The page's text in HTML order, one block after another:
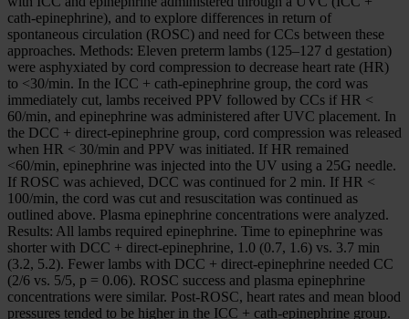
cath-epinephrine), and to explore differences in return of
spontaneous circulation (ROSC) and need for CCs between these
approaches. Methods: Eleven preterm lambs (125–127 d gestation)
were asphyxiated by cord compression to decrease heart rate (HR)
to <30/min. In the ICC + cath-epinephrine group, the cord was
immediately cut, lambs received PPV followed by CCs if HR <
60/min, and epinephrine was administered after UVC placement. In
the DCC + direct-epinephrine group, cord compression was released
when HR < 30/min and PPV was initiated. If HR remained
<60/min, epinephrine was injected into the UV using a 25G needle.
If ROSC was achieved, DCC was continued for 2 min. If HR <
100/min, the cord was cut and resuscitation was continued as
outlined above. Plasma epinephrine concentrations were analyzed.
Results: All lambs required epinephrine. Time to epinephrine was
shorter with DCC + direct-epinephrine, 1.0 (0.7, 1.6) vs. 3.7 min
(3.2, 5.2). Fewer lambs with DCC + direct-epinephrine needed CC
(2/6 vs. 5/5, p = 0.06). ROSC success and plasma epinephrine
concentrations were similar. Post-ROSC, heart rates and mean blood
pressures tended to be higher in the ICC + cath-epinephrine group.